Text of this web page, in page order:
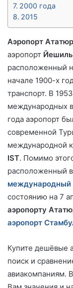
2000 года
2015
Аэропорт
аэропорт
расположенный
начале 1900-х
транспорт. В
международных
года аэропорт
современной
международной
IST. Помимо
расположенный в
международный
состоянию на 7
аэропорту
аэропорт
Купите дешёвые
поиск и
авиакомпаниям.